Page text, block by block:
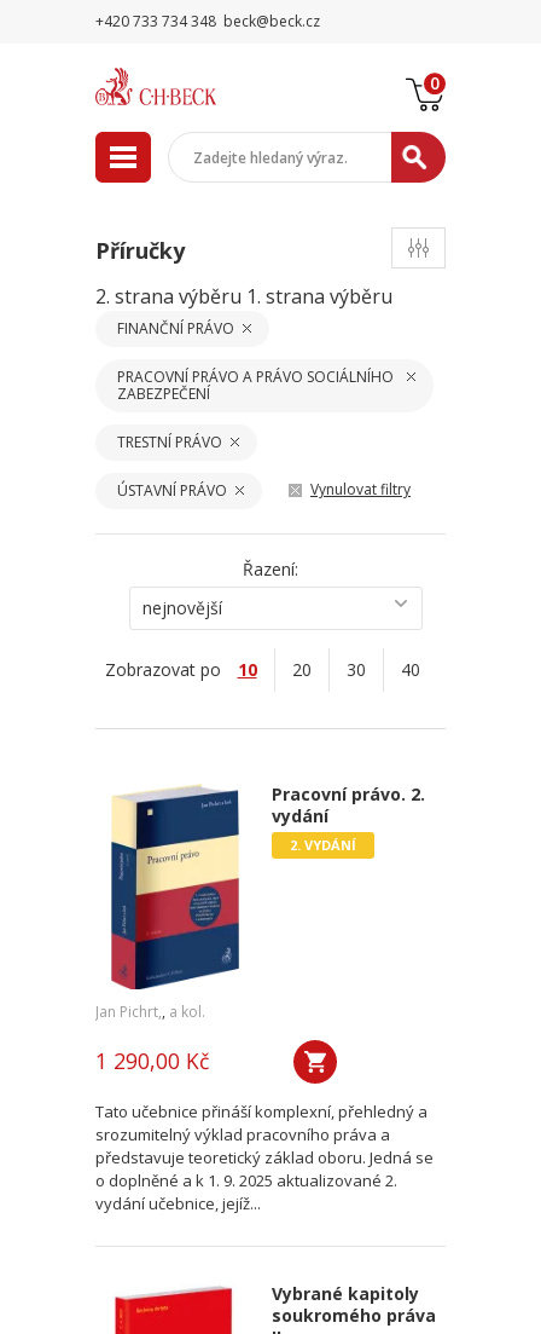
+420 733 734 348 beck@beck.cz
0
Příručky
2. strana výběru 1. strana výběru
FINANČNÍ PRÁVO
PRACOVNÍ PRÁVO A PRÁVO SOCIÁLNÍHO
ZABEZPEČENÍ
TRESTNÍ PRÁVO
ÚSTAVNÍ PRÁVO Vynulovat filtry
Řazení:
nejnovější
Zobrazovat po 10 20 30 40
Pracovní právo. 2.
vydání
2. VYDÁNÍ
Jan Pichrt,, a kol.
1 290,00 Kč
Tato učebnice přináší komplexní, přehledný a
srozumitelný výklad pracovního práva a
představuje teoretický základ oboru. Jedná se
o doplněné a k 1. 9. 2025 aktualizované 2.
vydání učebnice, jejíž...
Vybrané kapitoly
soukromého práva